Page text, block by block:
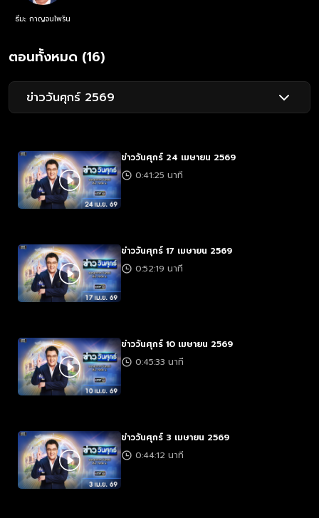
ธีมะ กาญจนไพริน
ตอนทั้งหมด (16)
ข่าววันศุกร์ 2569
ข่าววันศุกร์ 24 เมษายน 2569
0:41:25 นาที
ข่าววันศุกร์ 17 เมษายน 2569
0:52:19 นาที
ข่าววันศุกร์ 10 เมษายน 2569
0:45:33 นาที
ข่าววันศุกร์ 3 เมษายน 2569
0:44:12 นาที